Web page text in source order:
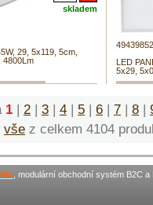
skladem
29, 5x119, 5cm,
4800Lm
49439852
LED
5x29,
1 | 2 | 3 | 4 | 5 | 6 | 7 | 8 |
vše z celkem 4104
MC , modulární obchodní systém B2C